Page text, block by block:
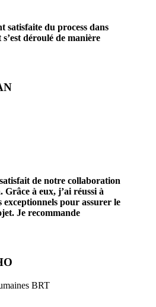
satisfaite du process dans
déroulé de manière
de notre collaboration
à eux, j’ai réussi à
exceptionnels pour assurer le
Je recommande
BRT